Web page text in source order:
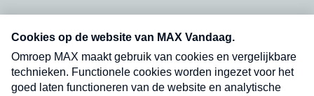
nieuwsbrief. Elke vrijdag- en dinsdagochtend in
uw mailbox.
Verzend